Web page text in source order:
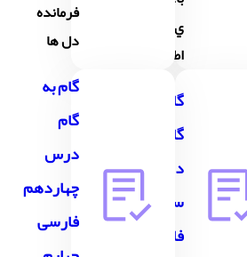
ي
اطفال
فرمانده
دل ها
گام به
گام
درس
سیزدهم
فارسی
گام به
گام
درس
چهاردهم
فارسی